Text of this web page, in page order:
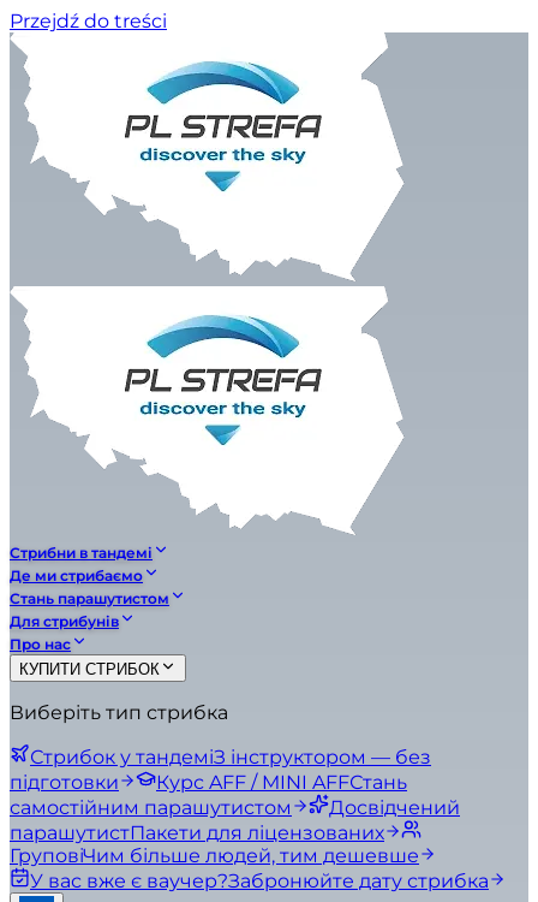
Przejdź do treści
Стрибни в тандемі
Де ми стрибаємо
Стань парашутистом
Для стрибунів
Про нас
КУПИТИ СТРИБОК
Виберіть тип стрибка
Стрибок у тандеміЗ інструктором — без
підготовки
Курс AFF / MINI AFFСтань
самостійним парашутистом
Досвідчений
парашутистПакети для ліцензованих
ГруповіЧим більше людей, тим дешевше
У вас вже є ваучер?Забронюйте дату стрибка